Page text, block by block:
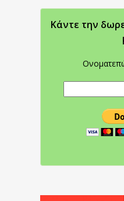
Κάντε την